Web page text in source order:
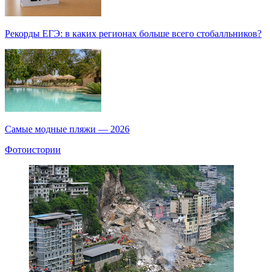
Рекорды ЕГЭ: в каких регионах больше всего стобалльников?
Самые модные пляжи — 2026
Фотоистории